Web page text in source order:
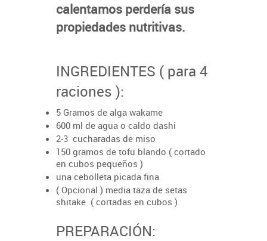
calentamos perdería sus
propiedades nutritivas.
INGREDIENTES ( para 4
raciones ):
5 Gramos de alga wakame
600 ml de agua o caldo dashi
2-3 cucharadas de miso
150 gramos de tofu blando ( cortado
en cubos pequeños )
una cebolleta picada fina
( Opcional ) media taza de setas
shitake ( cortadas en cubos )
PREPARACIÓN: